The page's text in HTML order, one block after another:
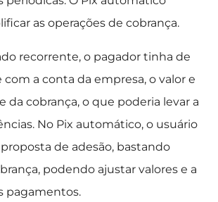
as operações de cobrança.
recorrente, o pagador tinha de
a conta da empresa, o valor e
da cobrança, o que poderia levar a
No Pix automático, o usuário
de adesão, bastando
podendo ajustar valores e a
pagamentos.